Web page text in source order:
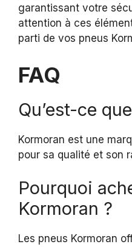
garantissant votre
attention à ces
parti de vos pneus
FAQ
Qu’est-ce
Kormoran est une
pour sa qualité et son
Pourquoi
Kormoran ?
Les pneus Kormoran